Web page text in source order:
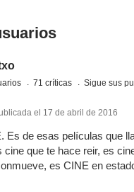
71 críticas Sigue sus
el 17 de abril de 2016
Es de esas películas que
cine que te hace reir, es
es CINE en